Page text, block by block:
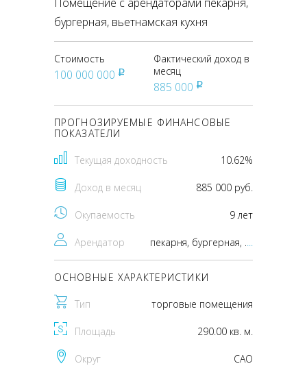
бургерная, вьетнамская кухня
Стоимость
100 000 000 pуб
Фактический доход в
месяц
885 000 pуб
ПРОГНОЗИРУЕМЫЕ ФИНАНСОВЫЕ
ПОКАЗАТЕЛИ
Текущая доходность 10.62%
Доход в месяц 885 000 руб.
Окупаемость 9 лет
Арендатор пекарня, бургерная, вьетнамская кухня...
ОСНОВНЫЕ ХАРАКТЕРИСТИКИ
Тип торговые помещения
Площадь 290.00 кв. м.
Округ CАО